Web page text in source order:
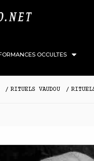
OCCULTES
RITUELS VAUDOU